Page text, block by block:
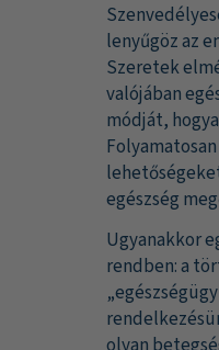
lenyűgöz az
Szeretek
valójában
módját,
egészség
Ugyanakkor
rendben: a